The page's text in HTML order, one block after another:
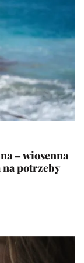
– wiosenna
potrzeby